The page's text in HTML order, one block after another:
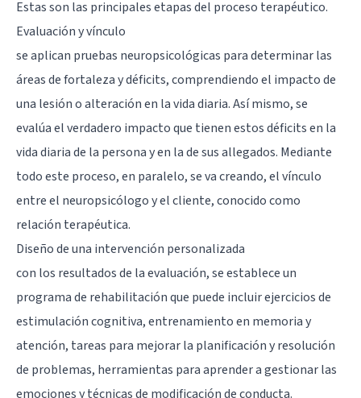
Estas son las principales etapas del proceso terapéutico.
Evaluación y vínculo
se aplican pruebas neuropsicológicas para determinar las
áreas de fortaleza y déficits, comprendiendo el impacto de
una lesión o alteración en la vida diaria. Así mismo, se
evalúa el verdadero impacto que tienen estos déficits en la
vida diaria de la persona y en la de sus allegados. Mediante
todo este proceso, en paralelo, se va creando, el vínculo
entre el neuropsicólogo y el cliente, conocido como
relación terapéutica.
Diseño de una intervención personalizada
con los resultados de la evaluación, se establece un
programa de rehabilitación que puede incluir ejercicios de
estimulación cognitiva, entrenamiento en memoria y
atención, tareas para mejorar la planificación y resolución
de problemas, herramientas para aprender a gestionar las
emociones y técnicas de modificación de conducta.